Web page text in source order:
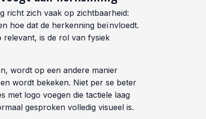
richt zich vaak op zichtbaarheid:
hoe dat de herkenning beïnvloedt.
is de rol van fysiek
wordt op een andere manier
wordt bekeken. Niet per se beter
met logo voegen die tactiele laag
gesproken volledig visueel is.